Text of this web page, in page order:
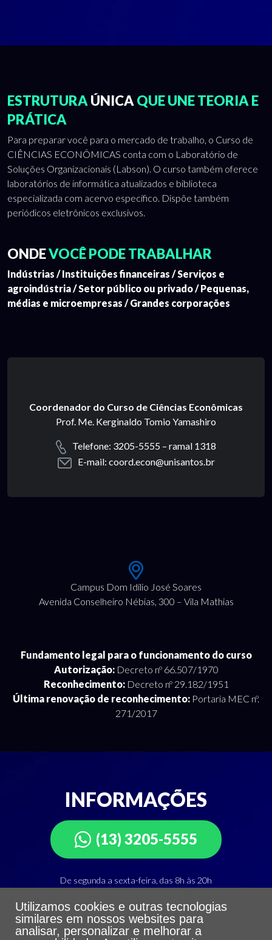
ESTRUTURA ÚNICA QUE UNE TEORIA E
PRÁTICA
Para preparar você para o mercado de trabalho, o Curso de
CIÊNCIAS ECONÔMICAS conta com o Laboratório de
Soluções Organizacionais (Labson). O curso também oferece
laboratórios de informática atualizados e biblioteca
especializada com acervo específico. Dispõe também
periódicos eletrônicos exclusivos.
ONDEVOCÊ PODE TRABALHAR
Indústrias / Instituições financeiras / Serviços e
agroindústria / Setor público ou privado / Pequenas,
médias e microempresas / Grandes corporações
Coordenador do Curso de Ciências Econômicas
Prof. Me. Kerginaldo Tomio Yamashiro
Telefone: 3205-5555 – ramal 1318
E-mail: coord.econ@unisantos.br
Campus Dom Idílio José Soares
Avenida Conselheiro Nébias, 300 – Vila Mathias
Fundamento legal para o funcionamento do curso
Autorização: Decreto nº 66.507/1970
Reconhecimento: Decreto nº 29.182/1951
Última renovação de reconhecimento: Portaria MEC nº.
271/2017
INFORMAÇÕES
(13) 3205-5555
De segunda a sexta-feira, das 8h às 20h
Departamento de Atendimento Integrado
Telefone: (13) 3205-5555
Utilizamos cookies e outras tecnologias
similares em nossos websites para
analisar, personalizar e melhorar a